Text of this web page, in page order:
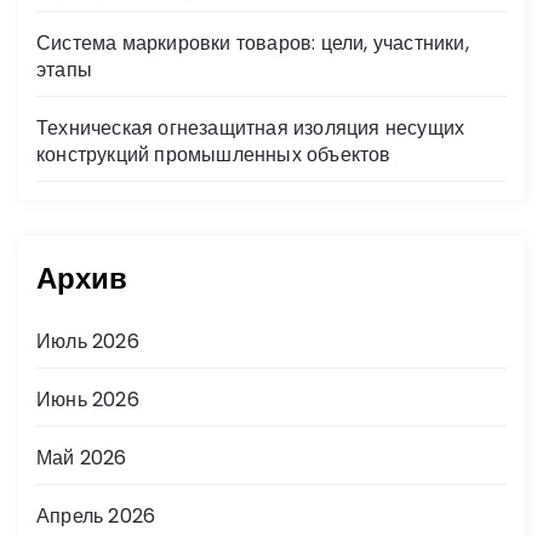
Система маркировки товаров: цели, участники,
этапы
Техническая огнезащитная изоляция несущих
конструкций промышленных объектов
Архив
Июль 2026
Июнь 2026
Май 2026
Апрель 2026